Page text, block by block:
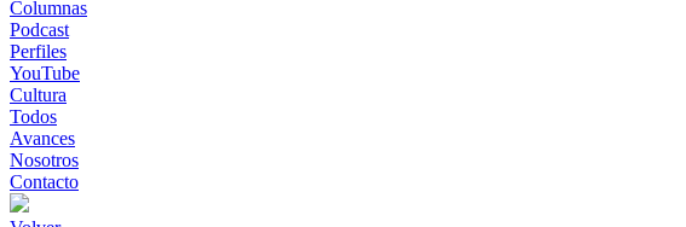
Columnas
Podcast
Perfiles
YouTube
Cultura
Todos
Avances
Nosotros
Contacto